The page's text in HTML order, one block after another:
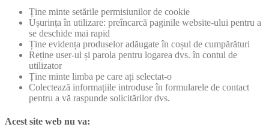
Ține minte setările permisiunilor de cookie
Ușurința în utilizare: preîncarcă paginile website-ului pentru a
se deschide mai rapid
Ține evidența produselor adăugate în coșul de cumpărături
Reține user-ul și parola pentru logarea dvs. în contul de
utilizator
Ține minte limba pe care ați selectat-o
Colectează informațiile introduse în formularele de contact
pentru a vă raspunde solicitărilor dvs.
Acest site web nu va: